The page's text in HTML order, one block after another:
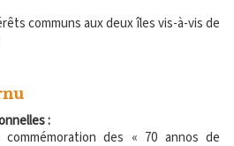
communs aux deux îles vis-à-vis de
:
des « 70 annos de